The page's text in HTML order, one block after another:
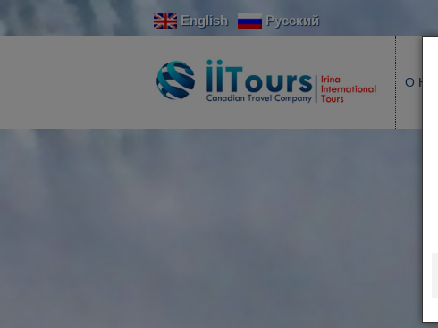
English Русский
О НАС